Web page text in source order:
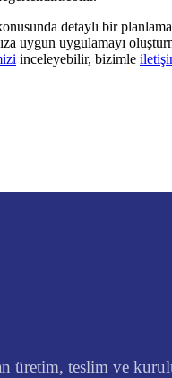
detaylı bir planlama
uygun uygulamayı
inceleyebilir, bizimle
üretim, teslim ve